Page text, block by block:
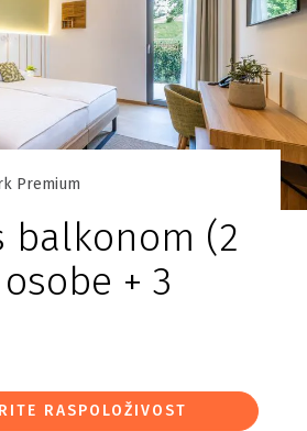
Premium
balkonom (2
+ 3
RASPOLOŽIVOST